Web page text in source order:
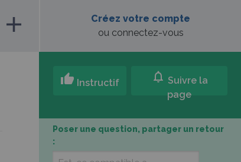
add
Créez votre compte
ou connectez-vous
thumb_up Instructif notifications Suivre la
page
Poser une question, partager un retour
: